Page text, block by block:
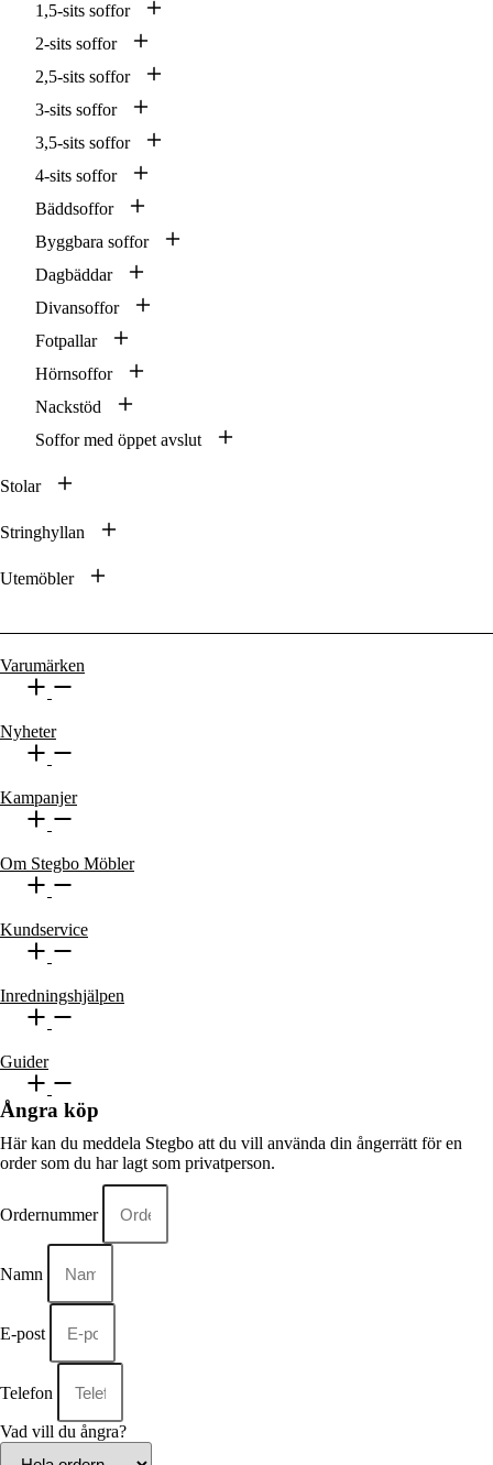
1,5-sits soffor
2-sits soffor
2,5-sits soffor
3-sits soffor
3,5-sits soffor
4-sits soffor
Bäddsoffor
Byggbara soffor
Dagbäddar
Divansoffor
Fotpallar
Hörnsoffor
Nackstöd
Soffor med öppet avslut
Stolar
Stringhyllan
Utemöbler
Varumärken
Nyheter
Kampanjer
Om Stegbo Möbler
Kundservice
Inredningshjälpen
Guider
Ångra köp
Här kan du meddela Stegbo att du vill använda din ångerrätt för en
order som du har lagt som privatperson.
Ordernummer
Namn
E-post
Telefon
Vad vill du ångra?